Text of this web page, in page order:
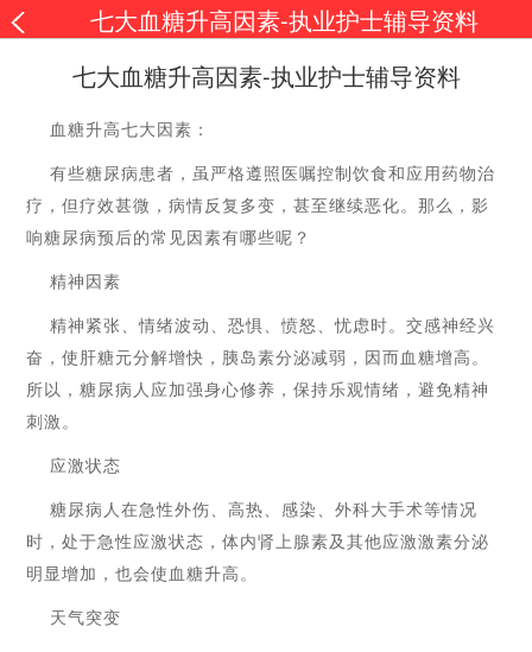
七大血糖升高因素-执业护士辅导资料
七大血糖升高因素-执业护士辅导资料
血糖升高七大因素：
有些糖尿病患者，虽严格遵照医嘱控制饮食和应用药物治
疗，但疗效甚微，病情反复多变，甚至继续恶化。那么，影
响糖尿病预后的常见因素有哪些呢？
精神因素
精神紧张、情绪波动、恐惧、愤怒、忧虑时。交感神经兴
奋，使肝糖元分解增快，胰岛素分泌减弱，因而血糖增高。
所以，糖尿病人应加强身心修养，保持乐观情绪，避免精神
刺激。
应激状态
糖尿病人在急性外伤、高热、感染、外科大手术等情况
时，处于急性应激状态，体内肾上腺素及其他应激激素分泌
明显增加，也会使血糖升高。
天气突变